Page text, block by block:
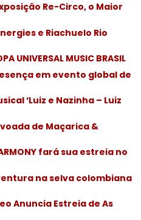
Re-Circo, o Maior
e Riachuelo Rio
UNIVERSAL MUSIC BRASIL
em evento global de
‘Luiz e Nazinha – Luiz
de Maçarica &
fará sua estreia no
na selva colombiana
Anuncia Estreia de As